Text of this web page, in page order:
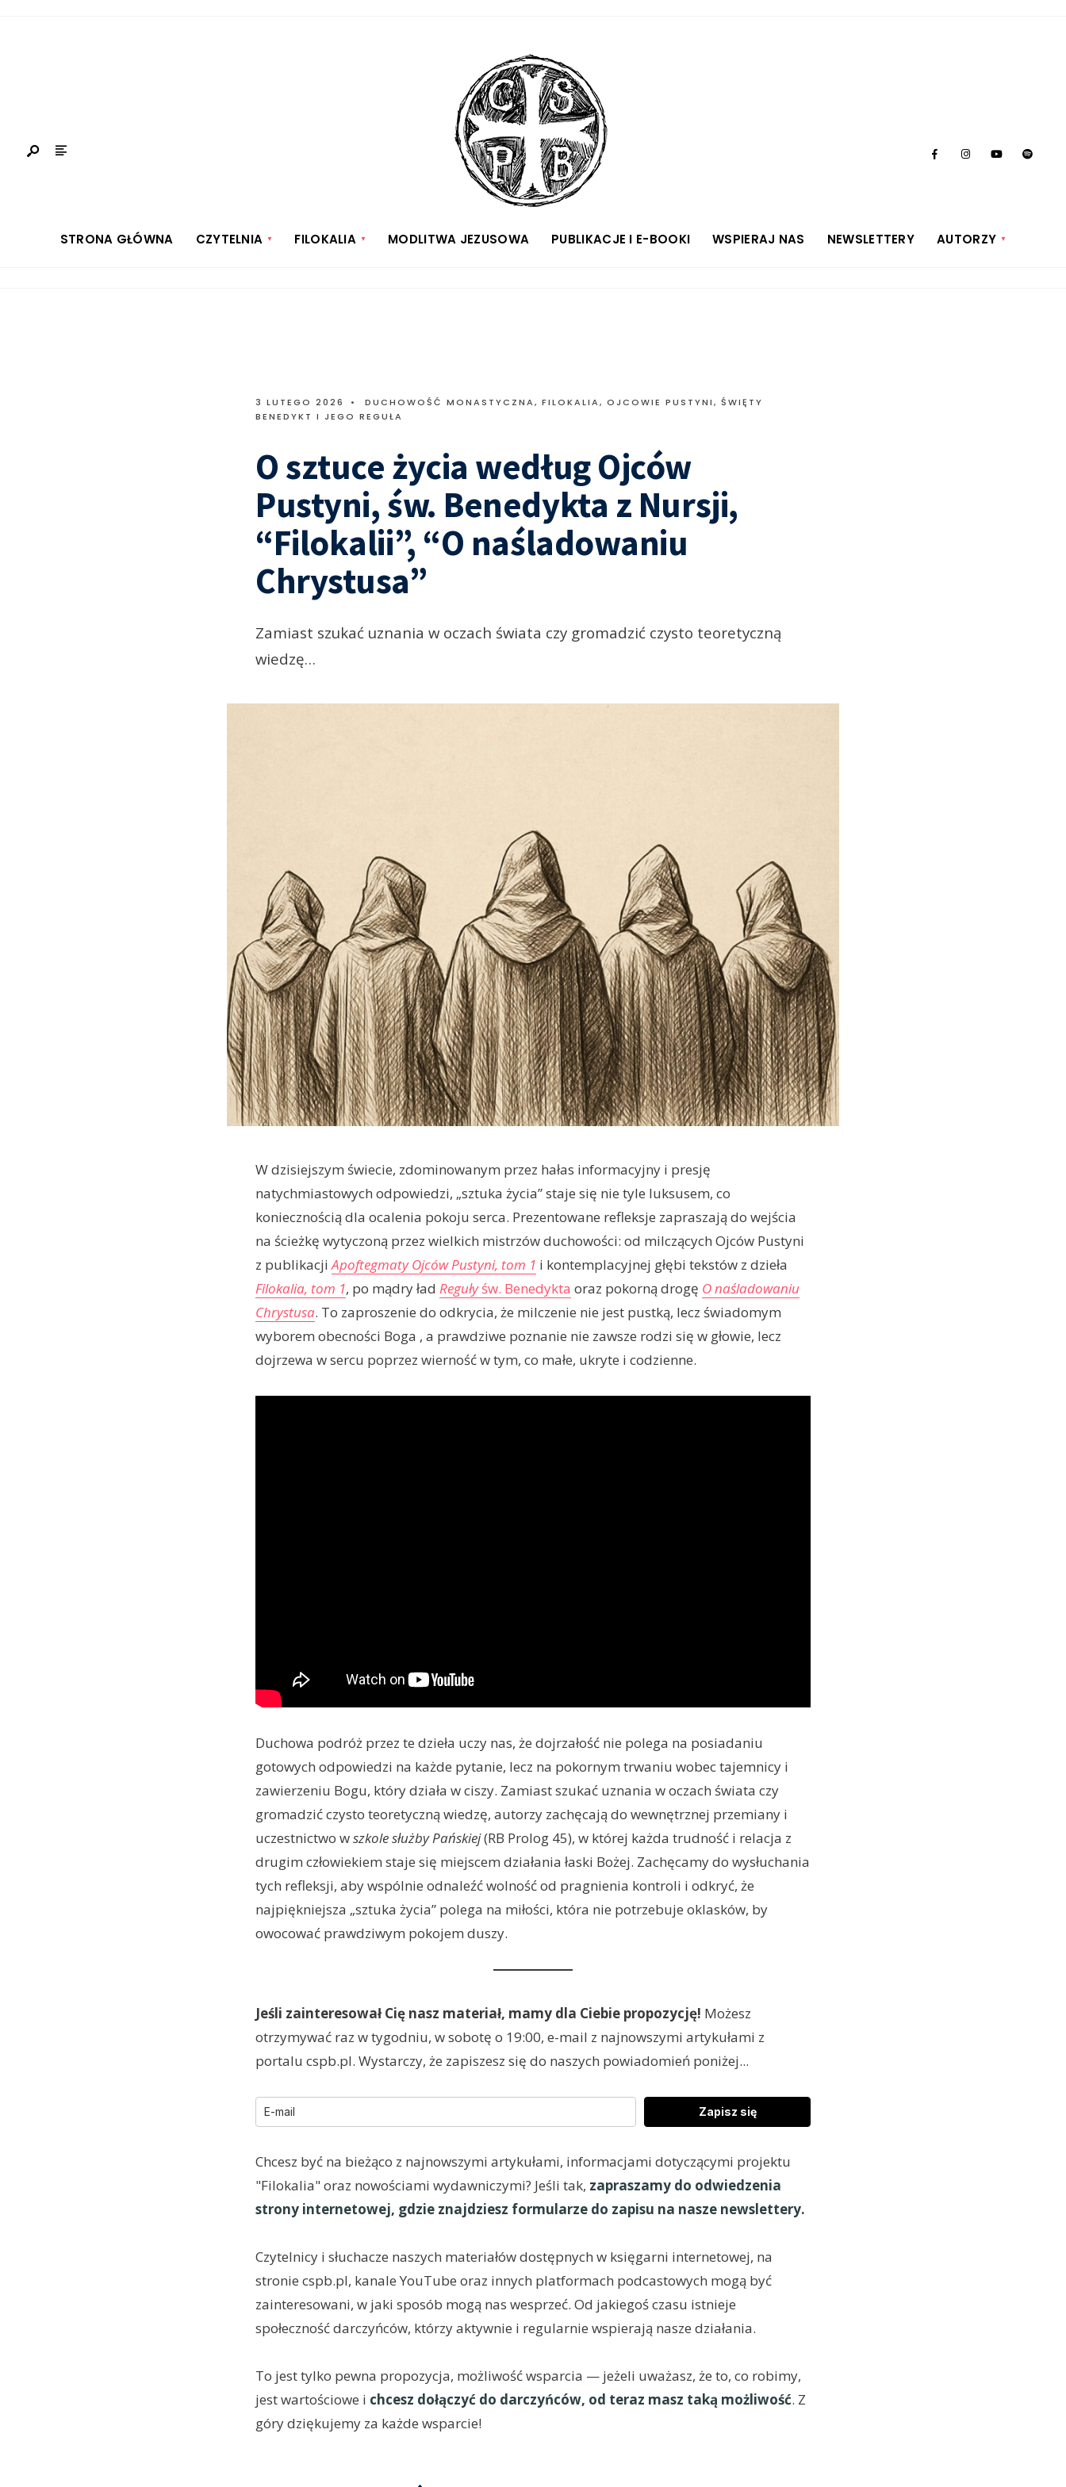
STRONA GŁÓWNA CZYTELNIA FILOKALIA MODLITWA JEZUSOWA PUBLIKACJE I E-BOOKI WSPIERAJ NAS NEWSLETTERY AUTORZY
3 LUTEGO 2026 • DUCHOWOŚĆ MONASTYCZNA, FILOKALIA, OJCOWIE PUSTYNI, ŚWIĘTY
BENEDYKT I JEGO REGUŁA
O sztuce życia według Ojców
Pustyni, św. Benedykta z Nursji,
“Filokalii”, “O naśladowaniu
Chrystusa”
Zamiast szukać uznania w oczach świata czy gromadzić czysto teoretyczną
wiedzę…
W dzisiejszym świecie, zdominowanym przez hałas informacyjny i presję
natychmiastowych odpowiedzi, „sztuka życia” staje się nie tyle luksusem, co
koniecznością dla ocalenia pokoju serca. Prezentowane refleksje zapraszają do wejścia
na ścieżkę wytyczoną przez wielkich mistrzów duchowości: od milczących Ojców Pustyni
z publikacjiApoftegmaty Ojców Pustyni, tom 1 i kontemplacyjnej głębi tekstów z dzieła
Filokalia, tom 1, po mądry ład Regułyśw. Benedykta oraz pokorną drogę O naśladowaniu
Chrystusa. To zaproszenie do odkrycia, że milczenie nie jest pustką, lecz świadomym
wyborem obecności Boga , a prawdziwe poznanie nie zawsze rodzi się w głowie, lecz
dojrzewa w sercu poprzez wierność w tym, co małe, ukryte i codzienne.
Duchowa podróż przez te dzieła uczy nas, że dojrzałość nie polega na posiadaniu
gotowych odpowiedzi na każde pytanie, lecz na pokornym trwaniu wobec tajemnicy i
zawierzeniu Bogu, który działa w ciszy. Zamiast szukać uznania w oczach świata czy
gromadzić czysto teoretyczną wiedzę, autorzy zachęcają do wewnętrznej przemiany i
uczestnictwo wszkole służby Pańskiej(RB Prolog 45), w której każda trudność i relacja z
drugim człowiekiem staje się miejscem działania łaski Bożej. Zachęcamy do wysłuchania
tych refleksji, aby wspólnie odnaleźć wolność od pragnienia kontroli i odkryć, że
najpiękniejsza „sztuka życia” polega na miłości, która nie potrzebuje oklasków, by
owocować prawdziwym pokojem duszy.
Jeśli zainteresował Cię nasz materiał, mamy dla Ciebie propozycję! Możesz
otrzymywać raz w tygodniu, w sobotę o 19:00, e-mail z najnowszymi artykułami z
portalu cspb.pl. Wystarczy, że zapiszesz się do naszych powiadomień poniżej...
Zapisz się
Chcesz być na bieżąco z najnowszymi artykułami, informacjami dotyczącymi projektu
"Filokalia" oraz nowościami wydawniczymi? Jeśli tak, zapraszamy do odwiedzenia
strony internetowej, gdzie znajdziesz formularze do zapisu na nasze newslettery.
Czytelnicy i słuchacze naszych materiałów dostępnych w księgarni internetowej, na
stronie cspb.pl, kanale YouTube oraz innych platformach podcastowych mogą być
zainteresowani, w jaki sposób mogą nas wesprzeć. Od jakiegoś czasu istnieje
społeczność darczyńców, którzy aktywnie i regularnie wspierają nasze działania.
To jest tylko pewna propozycja, możliwość wsparcia — jeżeli uważasz, że to, co robimy,
jest wartościowe i chcesz dołączyć do darczyńców, od teraz masz taką możliwość. Z
góry dziękujemy za każde wsparcie!